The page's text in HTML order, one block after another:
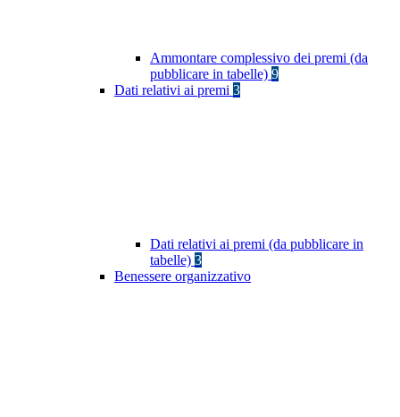
Ammontare complessivo dei premi (da
pubblicare in tabelle) 9
Dati relativi ai premi 3
Dati relativi ai premi (da pubblicare in
tabelle) 3
Benessere organizzativo